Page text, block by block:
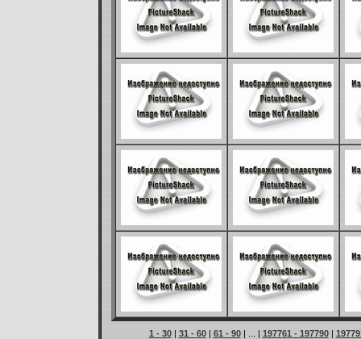
1 - 30| 31 - 60| 61 - 90| ... | 197761 - 197790|